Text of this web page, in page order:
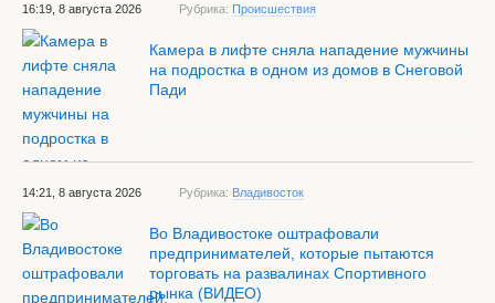
16:19, 8 августа 2026 Рубрика: Происшествия
Камера в лифте сняла нападение мужчины
на подростка в одном из домов в Снеговой
Пади
14:21, 8 августа 2026 Рубрика: Владивосток
Во Владивостоке оштрафовали
предпринимателей, которые пытаются
торговать на развалинах Спортивного
рынка (ВИДЕО)